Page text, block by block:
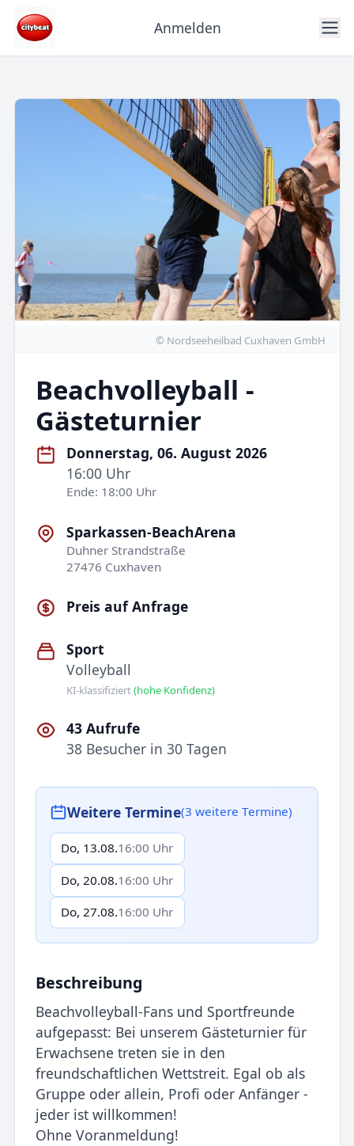
Anmelden
© Nordseeheilbad Cuxhaven GmbH
Beachvolleyball -
Gästeturnier
Donnerstag, 06. August 2026
16:00 Uhr
Ende: 18:00 Uhr
Sparkassen-BeachArena
Duhner Strandstraße
27476 Cuxhaven
Preis auf Anfrage
Sport
Volleyball
KI-klassifiziert(hohe Konfidenz)
43 Aufrufe
38 Besucher in 30 Tagen
Weitere Termine(3 weitere Termine)
Do, 13.08.16:00 Uhr
Do, 20.08.16:00 Uhr
Do, 27.08.16:00 Uhr
Beschreibung
Beachvolleyball-Fans und Sportfreunde
aufgepasst: Bei unserem Gästeturnier für
Erwachsene treten sie in den
freundschaftlichen Wettstreit. Egal ob als
Gruppe oder allein, Profi oder Anfänger -
jeder ist willkommen!
Ohne Voranmeldung!